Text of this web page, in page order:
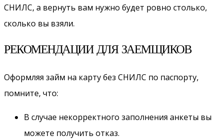
СНИЛС, а вернуть вам нужно будет ровно столько,
сколько вы взяли.
РЕКОМЕНДАЦИИ ДЛЯ ЗАЕМЩИКОВ
Оформляя займ на карту без СНИЛС по паспорту,
помните, что:
В случае некорректного заполнения анкеты вы
можете получить отказ.